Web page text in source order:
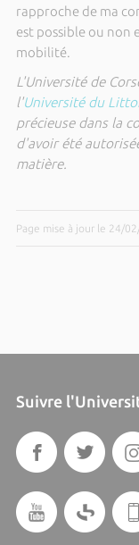
rapproche de ma
est possible ou non
mobilité.
L'Université de
l'Université du
précieuse dans la
d'avoir été
matière.
Page mise à jour le 24/
Suivre